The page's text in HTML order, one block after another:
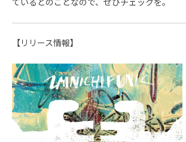
ているとのことなので、ぜひチェックを。
【リリース情報】